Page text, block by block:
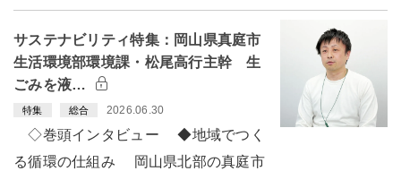
サステナビリティ特集：岡山県真庭市
生活環境部環境課・松尾高行主幹 生
ごみを液…
特集 総合 2026.06.30
◇巻頭インタビュー ◆地域でつく
る循環の仕組み 岡山県北部の真庭市